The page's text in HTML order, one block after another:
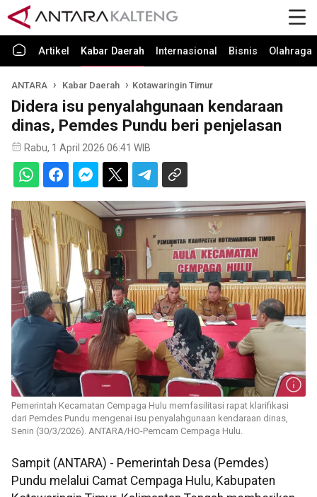
Artikel Kabar Daerah Internasional Bisnis Olahraga
ANTARA Kabar Daerah Kotawaringin Timur
Didera isu penyalahgunaan kendaraan
dinas, Pemdes Pundu beri penjelasan
Rabu, 1 April 2026 06:41 WIB
Pemerintah Kecamatan Cempaga Hulu memfasilitasi rapat klarifikasi
dari Pemdes Pundu mengenai isu penyalahgunaan kendaraan dinas,
Senin (30/3/2026). ANTARA/HO-Pemcam Cempaga Hulu.
Sampit (ANTARA) - Pemerintah Desa (Pemdes)
Pundu melalui Camat Cempaga Hulu, Kabupaten